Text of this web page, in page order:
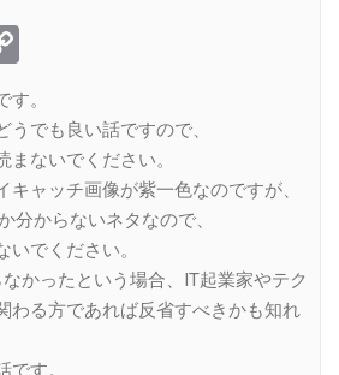
Link
。
でも良い話ですので、
ないでください。
キャッチ画像が紫一色なのですが、
分からないネタなので、
でください。
かったという場合、IT起業家やテク
わる方であれば反省すべきかも知れ
す。